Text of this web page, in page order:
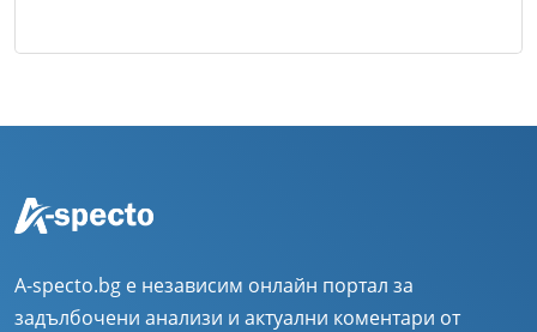
A-specto.bg е независим онлайн портал за
задълбочени анализи и актуални коментари от